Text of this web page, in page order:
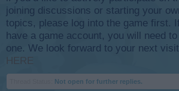
joining discussions or starting your
topics, please log into the game first.
have a game account, you will need
one. We look forward to your next
HERE
Not open for further replies.